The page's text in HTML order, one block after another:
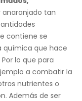
anaranjado tan
contiene se
química que hace
lo que para
a combatir la
nutrientes o
Además de ser